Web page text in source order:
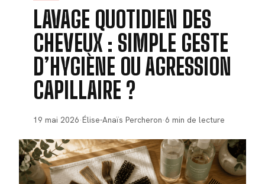
MODE
SANTÉ
BIEN-ÊTRE
DÉV. PERSO
LAVAGE QUOTIDIEN DES
CHEVEUX : SIMPLE GESTE
D’HYGIÈNE OU AGRESSION
CAPILLAIRE ?
19 mai 2026·Élise-Anaïs Percheron·6 min de lecture